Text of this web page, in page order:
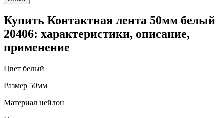
Купить Контактная лента 50мм белый
20406: характеристики, описание,
применение
Цвет белый
Размер 50мм
Материал нейлон